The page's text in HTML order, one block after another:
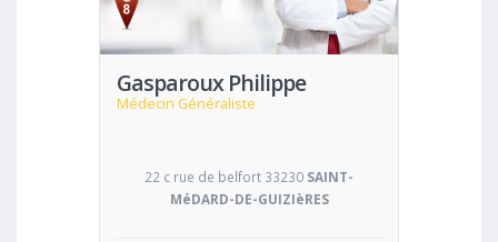
Gasparoux Philippe
Médecin Généraliste
22 c rue de belfort 33230 SAINT-
MéDARD-DE-GUIZIèRES